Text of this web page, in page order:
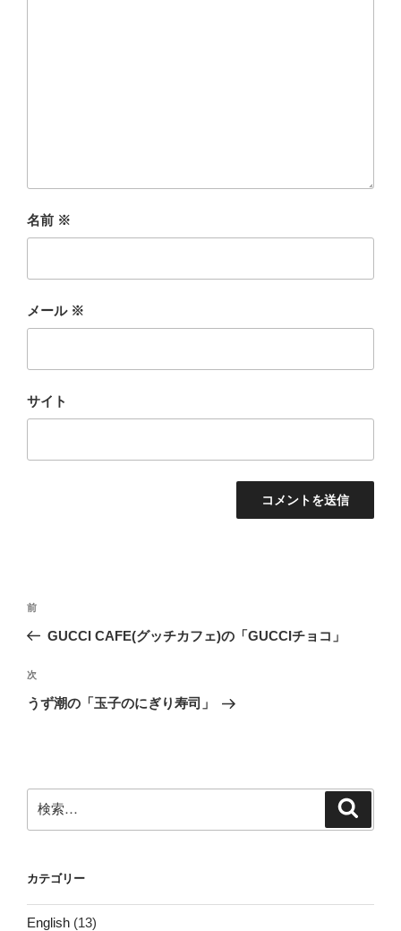
名前 ※
メール ※
サイト
投
ナ
ビ
ゲ
ン
前
の
稿
前
GUCCI CAFE(グッチカフェ)の「GUCCIチョコ」
次
の
次
うず潮の「玉子のにぎり寿司」
索:
カテゴリー
English (13)